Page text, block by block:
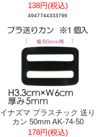
138円(税込)
4947744333796
イナズマ プラスチック 送り
カン 50mm AK-74-50
178円(税込)